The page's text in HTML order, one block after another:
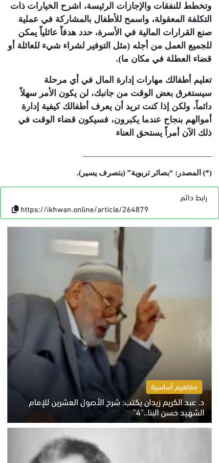
وتخطط للنفقات والإجازات الرئيسة، اشرح الخيارات ذات
التكلفة المعقولة، واسمح للأطفال بالمشاركة في عملية
صنع القرارات المالية في الأسرة، حدد هدفاً عائلياً يمكن
للجميع العمل من أجله (مثل التوفير لشراء شيء للعائلة أو
قضاء العطلة في مكان ما).
تعليم أطفالك مهارات إدارة المال في أي مرحلة
سيستغرق بعض الوقت من جانبك، لن يكون الأمر سهلاً
دائماً، ولكن إذا كنت تريد أن يعرف أطفالك كيفية إدارة
أموالهم بنجاح عندما يكبرون، فسيكون قضاء الوقت في
ذلك الآن أمراً يستحق العناء
(*) المصدر: “بصائر تربوية” (بتصرف يسير).
رابط دائم
https://ikhwan.online/article/264879
مفاهيم أساسية
د. عبد الكريم زيدان يكتب: شرح الأصول العشرين للإمام
الشهيد حسن البنا.."4"
الخميس 6 أغسطس 2026 10:27 ص